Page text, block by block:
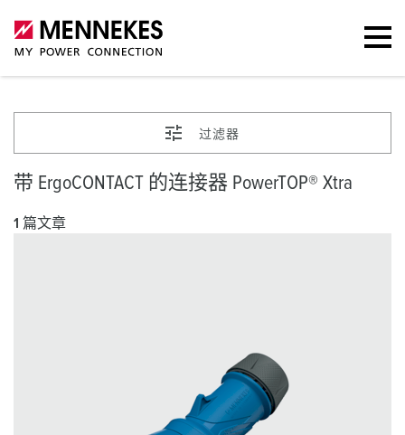
过滤器
带 ErgoCONTACT 的连接器 PowerTOP® Xtra
1 篇文章